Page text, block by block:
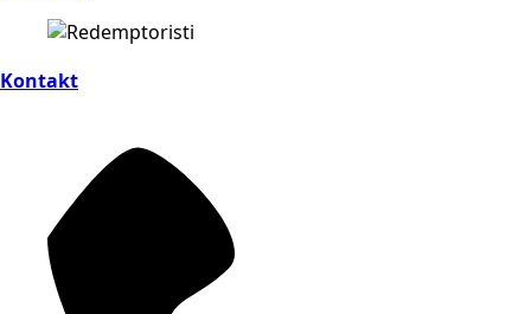
Kontakt